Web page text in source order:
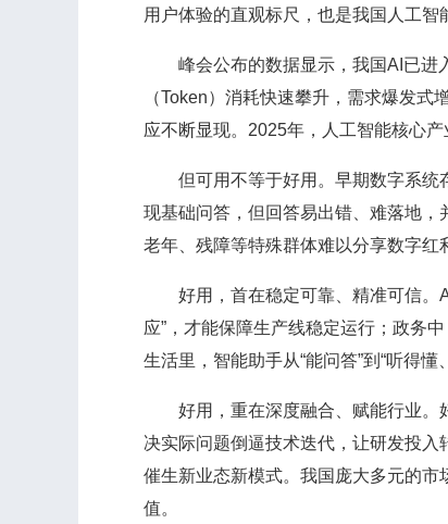
用户体验的直观标尺，也是我国人工智
峰会公布的数据显示，我国AI已进入
（Token）消耗快速攀升，需求爆发
应不断显现。2025年，人工智能核心
但可用不等于好用。早期数字系统存
现基础问答，但回答易出错、难落地，
老年、残障等特殊群体难以分享数字红
好用，首在稳定可靠、精准可信。AI
应”，才能保障生产线稳定运行；政务
生活里，智能助手从“能问答”到“听得
好用，重在深度融合、赋能行业。好
决实际问题倒逼技术迭代，让研发投入
催生新业态新模式。我国庞大多元的
值。